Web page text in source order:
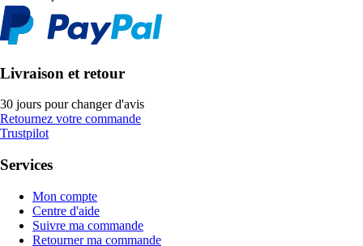
Livraison et retour
30 jours pour changer d'avis
Retournez votre commande
Trustpilot
Services
Mon compte
Centre d'aide
Suivre ma commande
Retourner ma commande